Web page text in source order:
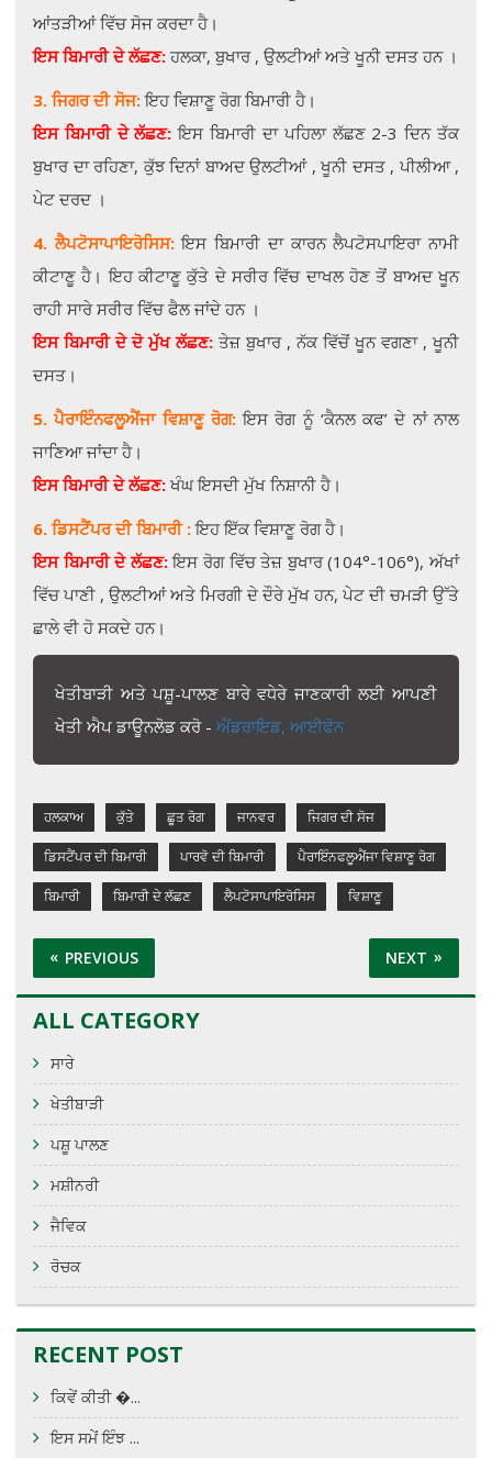
ਆਂਤੜੀਆਂ ਵਿੱਚ ਸੋਜ ਕਰਦਾ ਹੈ।
ਇਸ ਬਿਮਾਰੀ ਦੇ ਲੱਛਣ: ਹਲਕਾ, ਬੁਖਾਰ , ਉਲਟੀਆਂ ਅਤੇ ਖੂਨੀ ਦਸਤ ਹਨ ।
3. ਜਿਗਰ ਦੀ ਸੋਜ: ਇਹ ਵਿਸ਼ਾਣੂ ਰੋਗ ਬਿਮਾਰੀ ਹੈ।
ਇਸ ਬਿਮਾਰੀ ਦੇ ਲੱਛਣ: ਇਸ ਬਿਮਾਰੀ ਦਾ ਪਹਿਲਾ ਲੱਛਣ 2-3 ਦਿਨ ਤੱਕ
ਬੁਖਾਰ ਦਾ ਰਹਿਣਾ, ਕੁੱਝ ਦਿਨਾਂ ਬਾਅਦ ਉਲਟੀਆਂ , ਖੂਨੀ ਦਸਤ , ਪੀਲੀਆ ,
ਪੇਟ ਦਰਦ ।
4. ਲੈਪਟੋਸਾਪਾਇਰੋਸਿਸ:ਇਸ ਬਿਮਾਰੀ ਦਾ ਕਾਰਨ ਲੈਪਟੋਸਪਾਇਰਾ ਨਾਮੀ
ਕੀਟਾਣੂ ਹੈ। ਇਹ ਕੀਟਾਣੂ ਕੁੱਤੇ ਦੇ ਸਰੀਰ ਵਿੱਚ ਦਾਖਲ ਹੋਣ ਤੋਂ ਬਾਅਦ ਖੂਨ
ਰਾਹੀ ਸਾਰੇ ਸਰੀਰ ਵਿੱਚ ਫੈਲ ਜਾਂਦੇ ਹਨ ।
ਇਸ ਬਿਮਾਰੀ ਦੇ ਦੋ ਮੁੱਖ ਲੱਛਣ: ਤੇਜ਼ ਬੁਖਾਰ , ਨੱਕ ਵਿੱਚੋਂ ਖੂਨ ਵਗਣਾ , ਖੂਨੀ
ਦਸਤ।
5. ਪੈਰਾਇੰਨਫਲੂਐਂਜਾ ਵਿਸ਼ਾਣੂ ਰੋਗ:ਇਸ ਰੋਗ ਨੂੰ ‘ਕੈਨਲ ਕਫ’ ਦੇ ਨਾਂ ਨਾਲ
ਜਾਣਿਆ ਜਾਂਦਾ ਹੈ।
ਇਸ ਬਿਮਾਰੀ ਦੇ ਲੱਛਣ: ਖੰਘ ਇਸਦੀ ਮੁੱਖ ਨਿਸ਼ਾਨੀ ਹੈ।
6. ਡਿਸਟੈਂਪਰ ਦੀ ਬਿਮਾਰੀ :ਇਹ ਇੱਕ ਵਿਸ਼ਾਣੂ ਰੋਗ ਹੈ।
ਇਸ ਬਿਮਾਰੀ ਦੇ ਲੱਛਣ: ਇਸ ਰੋਗ ਵਿੱਚ ਤੇਜ਼ ਬੁਖਾਰ (104°-106°), ਅੱਖਾਂ
ਵਿੱਚ ਪਾਣੀ , ਉਲਟੀਆਂ ਅਤੇ ਮਿਰਗੀ ਦੇ ਦੌਰੇ ਮੁੱਖ ਹਨ, ਪੇਟ ਦੀ ਚਮੜੀ ਉੱਤੇ
ਛਾਲੇ ਵੀ ਹੋ ਸਕਦੇ ਹਨ।
ਖੇਤੀਬਾੜੀ ਅਤੇ ਪਸ਼ੂ-ਪਾਲਣ ਬਾਰੇ ਵਧੇਰੇ ਜਾਣਕਾਰੀ ਲਈ ਆਪਣੀ
ਖੇਤੀ ਐਪ ਡਾਊਨਲੋਡ ਕਰੋ - ਐਂਡਰਾਇਡ, ਆਈਫੋਨ
ਹਲਕਾਅ ਕੁੱਤੇ ਛੂਤ ਰੋਗ ਜਾਨਵਰ ਜਿਗਰ ਦੀ ਸੋਜ
ਡਿਸਟੈਂਪਰ ਦੀ ਬਿਮਾਰੀ ਪਾਰਵੋ ਦੀ ਬਿਮਾਰੀ ਪੈਰਾਇੰਨਫਲੂਐਂਜਾ ਵਿਸ਼ਾਣੂ ਰੋਗ
ਬਿਮਾਰੀ ਬਿਮਾਰੀ ਦੇ ਲੱਛਣ ਲੈਪਟੋਸਾਪਾਇਰੋਸਿਸ ਵਿਸ਼ਾਣੂ
PREVIOUS NEXT
ALL CATEGORY
ਸਾਰੇ
ਖੇਤੀਬਾੜੀ
ਪਸ਼ੂ ਪਾਲਣ
ਮਸ਼ੀਨਰੀ
ਜੈਵਿਕ
ਰੋਚਕ
RECENT POST
ਕਿਵੇਂ ਕੀਤੀ �...
ਇਸ ਸਮੇਂ ਇੰਝ ...